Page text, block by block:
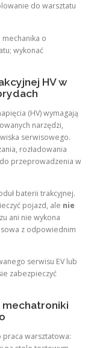
do warsztatu
o
wykonać
HV w
(HV) wymagają
narzędzi,
serwisowego.
rozładowania
przeprowadzenia w
baterii trakcyjnej.
pojazd, ale nie
ani nie wykona
z odpowiednim
serwisu EV lub
zabezpieczyć
mechatroniki
praca warsztatowa: